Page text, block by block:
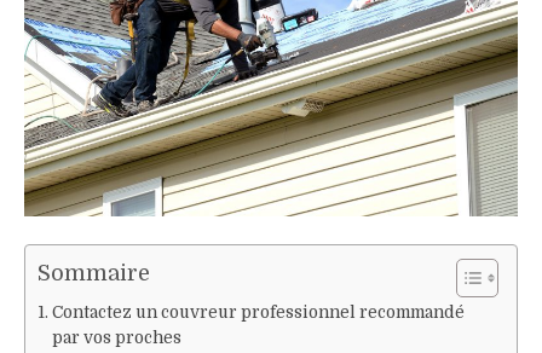
Sommaire
Contactez un couvreur professionnel recommandé
par vos proches